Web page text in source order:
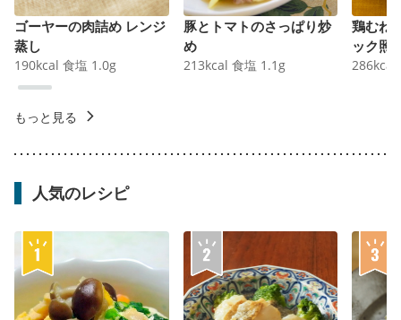
ゴーヤーの肉詰め レンジ
蒸し
190kcal 食塩 1.0g
豚とトマトのさっぱり炒
め
213kcal 食塩 1.1 g
鶏むね
ック照
286kcal
もっと見る
人気のレシピ